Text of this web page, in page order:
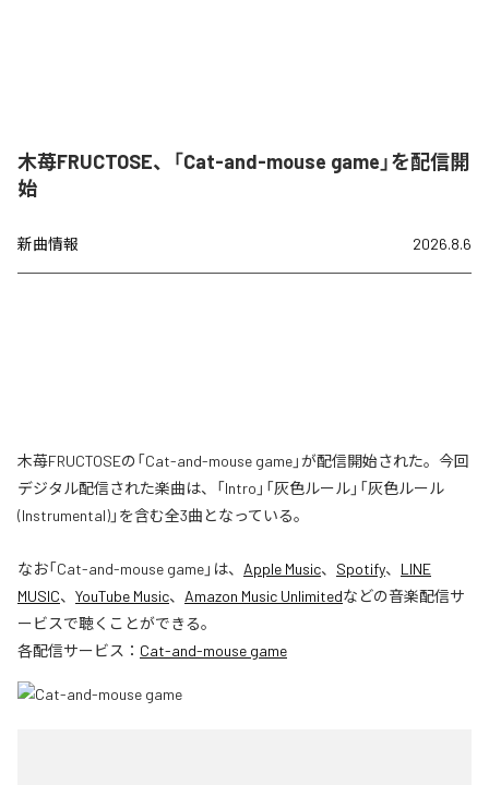
木苺FRUCTOSE、「Cat-and-mouse game」を配信開
始
新曲情報 2026.8.6
木苺FRUCTOSEの「Cat-and-mouse game」が配信開始された。今回
デジタル配信された楽曲は、「Intro」「灰色ルール」「灰色ルール
(Instrumental)」を含む全3曲となっている。
なお「Cat-and-mouse game」は、 Apple Music、 Spotify、 LINE
MUSIC、 YouTube Music、 Amazon Music Unlimitedなどの音楽配信サ
ービスで聴くことができる。
各配信サービス： Cat-and-mouse game